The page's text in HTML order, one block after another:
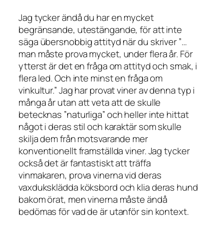
Jag tycker ändå du har en mycket
begränsande, utestängande, för att inte
säga übersnobbig attityd när du skriver ”…
man måste prova mycket, under flera år. För
ytterst är det en fråga om attityd och smak, i
flera led. Och inte minst en fråga om
vinkultur.” Jag har provat viner av denna typ i
många år utan att veta att de skulle
betecknas ”naturliga” och heller inte hittat
något i deras stil och karaktär som skulle
skilja dem från motsvarande mer
konventionellt framställda viner. Jag tycker
också det är fantastiskt att träffa
vinmakaren, prova vinerna vid deras
vaxduksklädda köksbord och klia deras hund
bakom örat, men vinerna måste ändå
bedömas för vad de är utanför sin kontext.